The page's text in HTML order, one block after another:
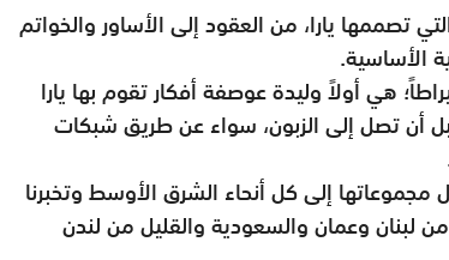
تصممها يارا، من العقود إلى الأساور والخواتم
الأساسية.
تأتي بالذهب الأبيض أو الأصفر بعيار 18 قيراطاً؛ هي أولاً وليدة عوصفة أفكار تقوم بها يارا
أن تصل إلى الزبون، سواء عن طريق شبكات
إلى كل أنحاء الشرق الأوسط وتخبرنا
لبنان وعمان والسعودية والقليل من لندن